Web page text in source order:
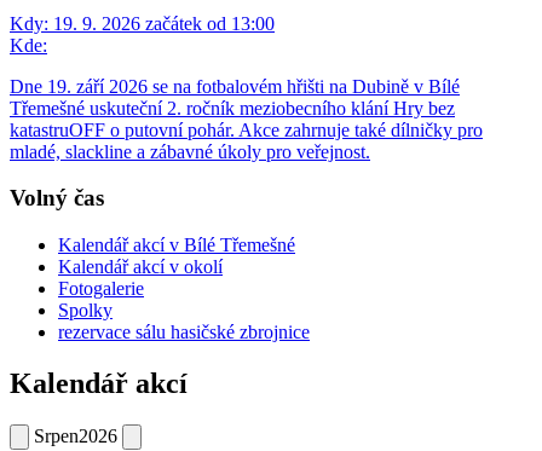
Kdy: 19. 9. 2026 začátek od 13:00
Kde:
Dne 19. září 2026 se na fotbalovém hřišti na Dubině v Bílé
Třemešné uskuteční 2. ročník meziobecního klání Hry bez
katastruOFF o putovní pohár. Akce zahrnuje také dílničky pro
mladé, slackline a zábavné úkoly pro veřejnost.
Volný čas
Kalendář akcí v Bílé Třemešné
Kalendář akcí v okolí
Fotogalerie
Spolky
rezervace sálu hasičské zbrojnice
Kalendář akcí
Srpen2026